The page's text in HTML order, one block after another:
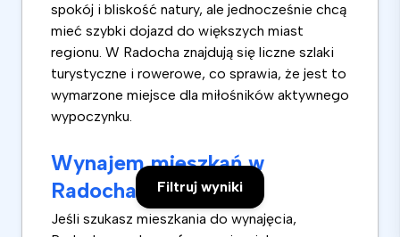
Filtruj wyniki
spokój i bliskość natury, ale jednocześnie chcą
mieć szybki dojazd do większych miast
regionu. W Radocha znajdują się liczne szlaki
turystyczne i rowerowe, co sprawia, że jest to
wymarzone miejsce dla miłośników aktywnego
wypoczynku.
Wynajem mieszkań w
Radocha
Jeśli szukasz mieszkania do wynajęcia,